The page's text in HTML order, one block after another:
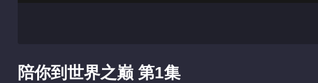
陪你到世界之巅 第1集